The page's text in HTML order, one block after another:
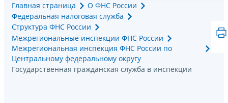
Главная страница
О ФНС России
Федеральная налоговая служба
Структура ФНС России
Межрегиональные инспекции ФНС России
Межрегиональная инспекция ФНС России по
Центральному федеральному округу
Государственная гражданская служба в инспекции